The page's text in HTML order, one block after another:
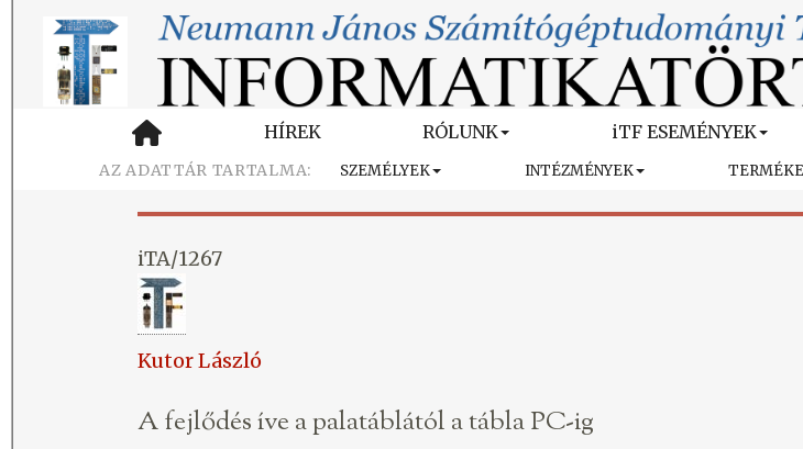
HÍREK RÓLUNK iTF ESEMÉNYEK
SZEMÉLYEK INTÉZMÉNYEK
iTA/1267
Kutor László
A fejlődés íve a palatáblától a tábla PC-ig